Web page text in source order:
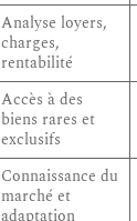
Analyse loyers,
charges,
rentabilité
Accès à des
biens rares et
exclusifs
Connaissance du
marché et